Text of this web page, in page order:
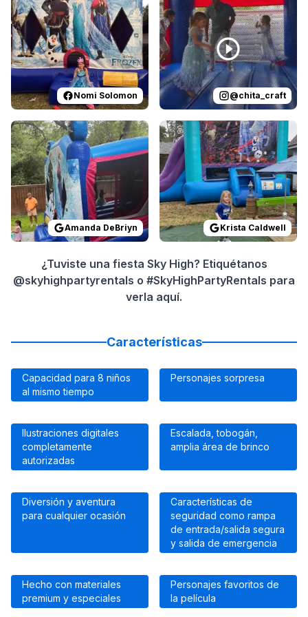
Nomi Solomon @chita_craft
Reviewed onGoogleReviewsbyAmanda DeBriyn:
Amanda DeBriyn
Reviewed onGoogleReviews
Krista Caldwell
¿Tuviste una fiesta Sky High? Etiquétanos
@skyhighpartyrentals o #SkyHighPartyRentals para
verla aquí.
Características
Capacidad para 8 niños
al mismo tiempo
Personajes sorpresa
Ilustraciones digitales
completamente
autorizadas
Escalada, tobogán,
amplia área de brinco
Diversión y aventura
para cualquier ocasión
Características de
seguridad como rampa
de entrada/salida segura
y salida de emergencia
Hecho con materiales
premium y especiales
Personajes favoritos de
la película